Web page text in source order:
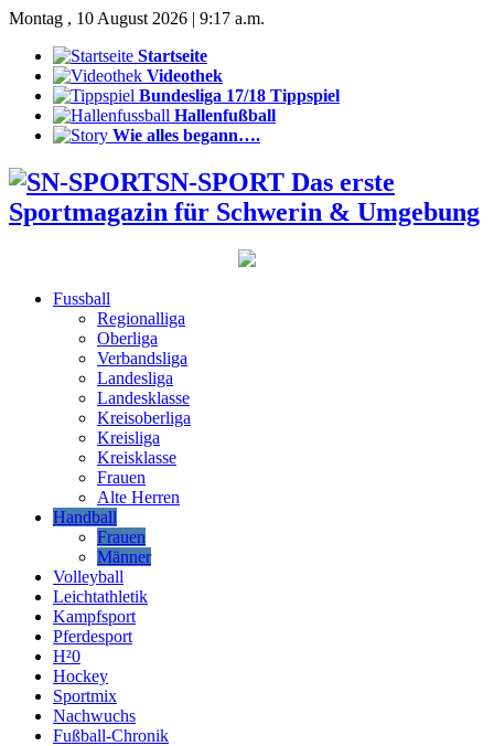
Montag , 10 August 2026 | 9:17 a.m.
Startseite
Videothek
Bundesliga 17/18 Tippspiel
Hallenfußball
Wie alles begann….
SN-SPORT Das erste
Sportmagazin für Schwerin & Umgebung
Fussball
Regionalliga
Oberliga
Verbandsliga
Landesliga
Landesklasse
Kreisoberliga
Kreisliga
Kreisklasse
Frauen
Alte Herren
Handball
Frauen
Männer
Volleyball
Leichtathletik
Kampfsport
Pferdesport
H²0
Hockey
Sportmix
Nachwuchs
Fußball-Chronik